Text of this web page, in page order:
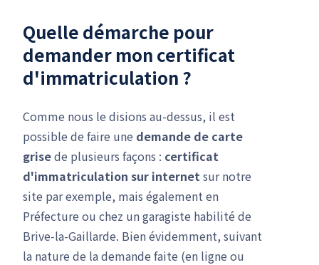
Quelle démarche pour
demander mon certificat
d'immatriculation ?
Comme nous le disions au-dessus, il est
possible de faire une demande de carte
grisede plusieurs façons : certificat
d'immatriculation sur internetsur notre
site par exemple, mais également en
Préfecture ou chez un garagiste habilité de
Brive-la-Gaillarde. Bien évidemment, suivant
la nature de la demande faite (en ligne ou